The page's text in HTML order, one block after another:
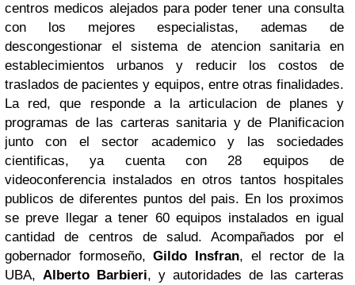
centros medicos alejados para poder tener una consulta
con los mejores especialistas, ademas de
descongestionar el sistema de atencion sanitaria en
establecimientos urbanos y reducir los costos de
traslados de pacientes y equipos, entre otras finalidades.
La red, que responde a la articulacion de planes y
programas de las carteras sanitaria y de Planificacion
junto con el sector academico y las sociedades
cientificas, ya cuenta con 28 equipos de
videoconferencia instalados en otros tantos hospitales
publicos de diferentes puntos del pais. En los proximos
se preve llegar a tener 60 equipos instalados en igual
cantidad de centros de salud.
Acompañados por el
gobernador formoseño,Gildo Insfran, el rector de la
UBA, Alberto Barbieri, y autoridades de las carteras